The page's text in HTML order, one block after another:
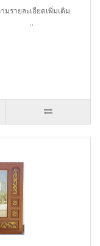
รายละเอียดเพิ่มเติม
..